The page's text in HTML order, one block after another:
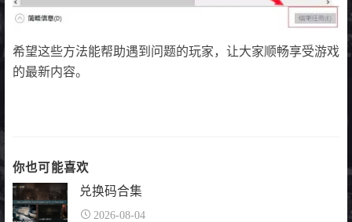
希望这些方法能帮助遇到问题的玩家，让大家顺畅享受游戏
的最新内容。
你也可能喜欢
兑换码合集
2026-08-04